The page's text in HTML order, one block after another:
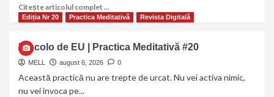
Citește articolul complet ...
Ediția Nr 20 Practica Meditativă Revista Digitală
Dincolo de EU | Practica Meditativă #20
MELL august 6, 2026 0
Această practică nu are trepte de urcat. Nu vei activa nimic,
nu vei invoca pe...